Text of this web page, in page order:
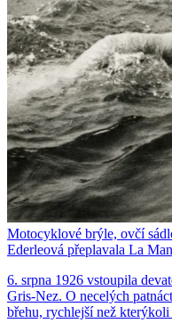
Motocyklové brýle, ovčí
Ederleová přeplavala La
6. srpna 1926 vstoupila
Gris-Nez. O necelých
břehu, rychlejší než kterýkoli